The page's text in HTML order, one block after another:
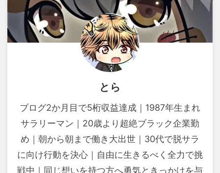
とら
ブログ2か月目で5桁収益達成｜1987年生まれ
サラリーマン｜20歳より超絶ブラック企業勤
め｜朝から朝まで働き大出世｜30代で脱サラ
に向け行動を決心｜自由に生きるべく全力で挑
戦中｜同じ想いを持つ方へ勇気ときっかけを与